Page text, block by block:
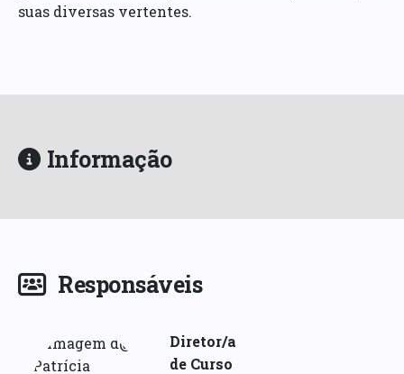
suas diversas vertentes.
Informação
Responsáveis
Diretor/a
de Curso